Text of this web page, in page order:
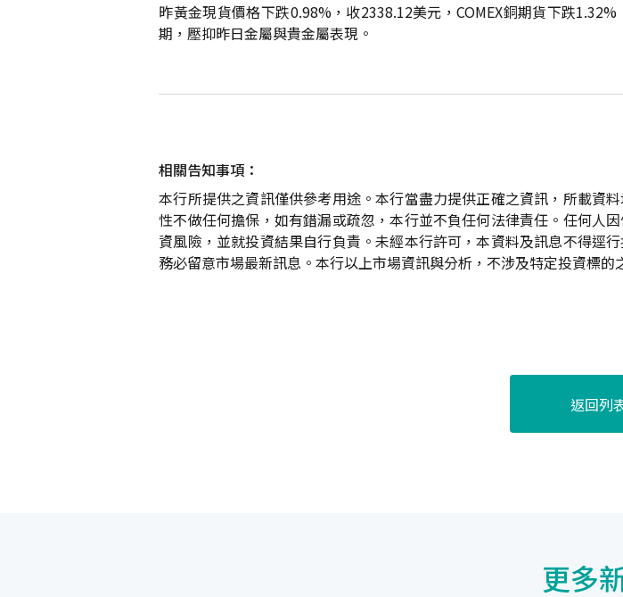
昨黃金現貨價格下跌0.98%，收2338.12美元，COMEX銅期貨下跌
期，壓抑昨日金屬與貴金屬表現。
相關告知事項：
本行所提供之資訊僅供參考用途。本行當盡力提供正確之資訊，所載資
性不做任何擔保，如有錯漏或疏忽，本行並不負任何法律責任。任何人
資風險，並就投資結果自行負責。未經本行許可，本資料及訊息不得逕
務必留意市場最新訊息。本行以上市場資訊與分析，不涉及特定投資標的
返回列
更多